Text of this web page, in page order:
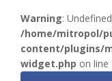
Warning:
/home/mitropol/
content/plugins/
widget.php on line